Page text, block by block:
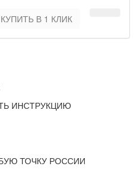
КУПИТЬ В 1 КЛИК
ИНСТРУКЦИЮ
ТОЧКУ РОССИИ